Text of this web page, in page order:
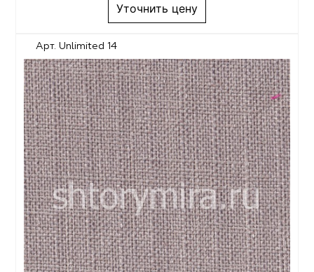
Уточнить цену
Арт. Unlimited 14